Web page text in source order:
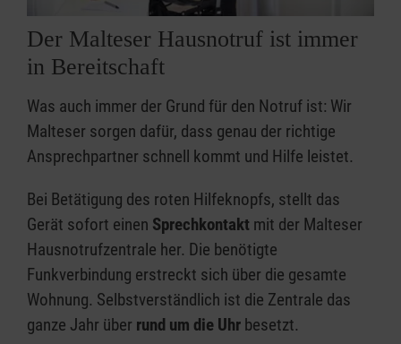
Der Malteser Hausnotruf ist immer
in Bereitschaft
Was auch immer der Grund für den Notruf ist: Wir
Malteser sorgen dafür, dass genau der richtige
Ansprechpartner schnell kommt und Hilfe leistet.
Bei Betätigung des roten Hilfeknopfs, stellt das
Gerät sofort einen Sprechkontakt mit der Malteser
Hausnotrufzentrale her. Die benötigte
Funkverbindung erstreckt sich über die gesamte
Wohnung. Selbstverständlich ist die Zentrale das
ganze Jahr über rund um die Uhr besetzt.